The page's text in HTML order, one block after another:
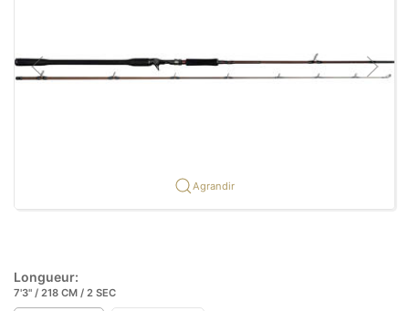
Agrandir
Longueur:
7'3" / 218 CM / 2 SEC